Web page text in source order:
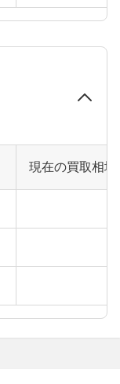
現在の買取相